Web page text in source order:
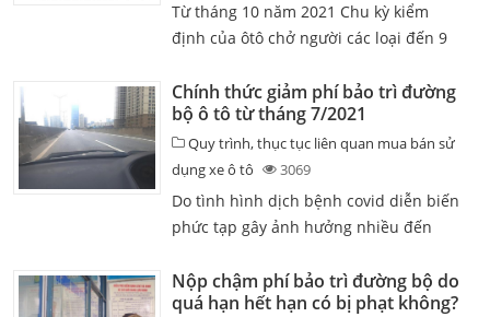
Từ tháng 10 năm 2021 Chu kỳ kiểm
định của ôtô chở người các loại đến 9
vận tải được điều ...
Chính thức giảm phí bảo trì đường
bộ ô tô từ tháng 7/2021
Quy trình, thục tục liên quan mua bán sử
dụng xe ô tô
3069
Do tình hình dịch bệnh covid diễn biến
phức tạp gây ảnh hưởng nhiều đến
đã ban hành thông tư số 47/2021/TT-
BTC về ...
Nộp chậm phí bảo trì đường bộ do
quá hạn hết hạn có bị phạt không?